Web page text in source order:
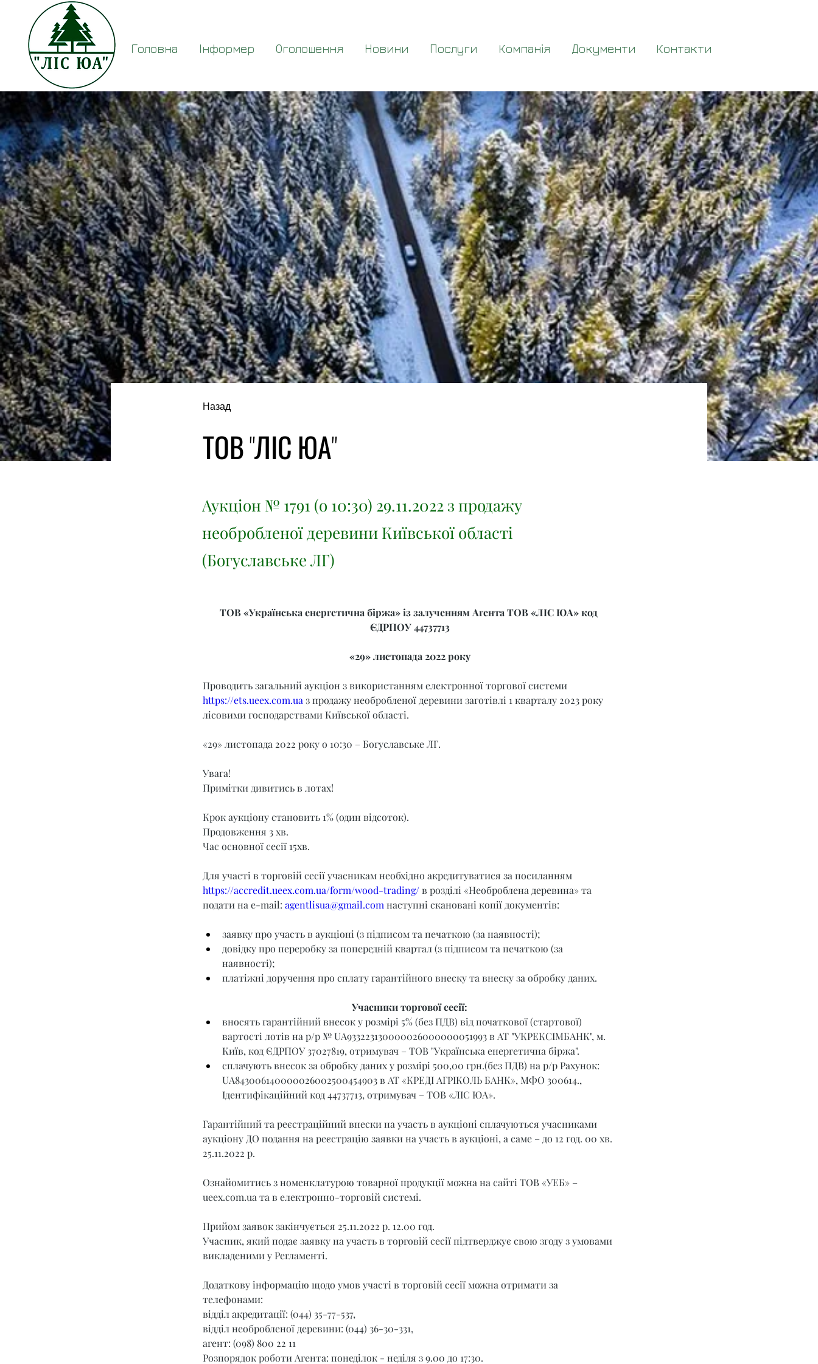
Головна Інформер Оголошення Новини Послуги Компанія Документи Контакти
Назад
ТОВ "ЛІС ЮА"
Аукціон № 1791 (о 10:30) 29.11.2022 з продажу
необробленої деревини Київської області
(Богуславське ЛГ)
ТОВ «Українська енергетична біржа» із залученням Агента ТОВ «ЛІС ЮА» код
ЄДРПОУ 44737713
«29» листопада 2022 року
Проводить загальний аукціон з використанням електронної торгової системи
https://ets.ueex.com.ua з продажу необробленої деревини заготівлі 1 кварталу 2023 року
лісовими господарствами Київської області.
«29» листопада 2022 року о 10:30 – Богуславське ЛГ.
Увага!
Примітки дивитись в лотах!
Крок аукціону становить 1% (один відсоток).
Продовження 3 хв.
Час основної сесії 15хв.
Для участі в торговій сесії учасникам необхідно акредитуватися за посиланням
https://accredit.ueex.com.ua/form/wood-trading/ в розділі «Необроблена деревина» та
подати на e-mail: agentlisua@gmail.com наступні скановані копії документів:
заявку про участь в аукціоні (з підписом та печаткою (за наявності);
довідку про переробку за попередній квартал (з підписом та печаткою (за
наявності);
платіжні доручення про сплату гарантійного внеску та внеску за обробку даних.
Учасники торгової сесії:
вносять гарантійний внесок у розмірі 5% (без ПДВ) від початкової (стартової)
вартості лотів на р/р № UA933223130000026000000051993 в АТ "УКРЕКСІМБАНК", м.
Київ, код ЄДРПОУ 37027819, отримувач – ТОВ "Українська енергетична біржа".
сплачують внесок за обробку даних у розмірі 500,00 грн.(без ПДВ) на р/р Рахунок:
UA843006140000026002500454903 в АТ «КРЕДІ АГРІКОЛЬ БАНК», МФО 300614.,
Ідентифікаційний код 44737713, отримувач – ТОВ «ЛІС ЮА».
Гарантійний та реєстраційний внески на участь в аукціоні сплачуються учасниками
аукціону ДО подання на реєстрацію заявки на участь в аукціоні, а саме – до 12 год. 00 хв.
25.11.2022 р.
Ознайомитись з номенклатурою товарної продукції можна на сайті ТОВ «УЕБ» –
ueex.com.ua та в електронно-торговій системі.
Прийом заявок закінчується 25.11.2022 р. 12.00 год.
Учасник, який подає заявку на участь в торговій сесії підтверджує свою згоду з умовами
викладеними у Регламенті.
Додаткову інформацію щодо умов участі в торговій сесії можна отримати за
телефонами:
відділ акредитації: (044) 35-77-537,
відділ необробленої деревини: (044) 36-30-331,
агент: (098) 800 22 11
Розпорядок роботи Агента: понеділок - неділя з 9.00 до 17:30.